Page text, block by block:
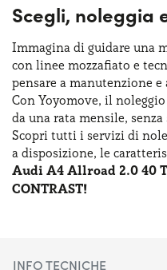
Scegli, noleggia
Immagina di guidare una
con linee mozzafiato e
pensare a manutenzione e
Con Yoyomove, il noleggio
da una rata mensile, senza
Scopri tutti i servizi di
a disposizione, le
Audi A4 Allroad 2.0 40
CONTRAST!
INFO TECNICHE